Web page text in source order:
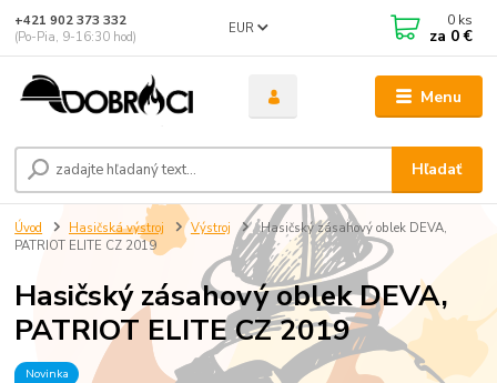
Menu
EUR
Hľadať
+421 902 373 332
(Po-Pia, 9-16:30 hod)
0 ks
za 0 €
Úvod Hasičská výstroj Výstroj
Hasičský zásahový oblek DEVA,
PATRIOT ELITE CZ 2019
Hasičský zásahový oblek DEVA,
PATRIOT ELITE CZ 2019
Novinka